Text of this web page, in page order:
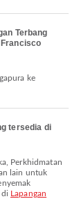
Terbang
tersedia di
lain untuk
Lapangan